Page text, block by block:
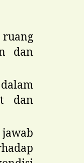
dan
dan